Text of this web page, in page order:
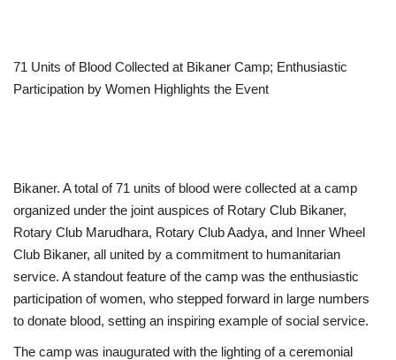
71 Units of Blood Collected at Bikaner Camp; Enthusiastic
Participation by Women Highlights the Event
Bikaner. A total of 71 units of blood were collected at a camp
organized under the joint auspices of Rotary Club Bikaner,
Rotary Club Marudhara, Rotary Club Aadya, and Inner Wheel
Club Bikaner, all united by a commitment to humanitarian
service. A standout feature of the camp was the enthusiastic
participation of women, who stepped forward in large numbers
to donate blood, setting an inspiring example of social service.
The camp was inaugurated with the lighting of a ceremonial